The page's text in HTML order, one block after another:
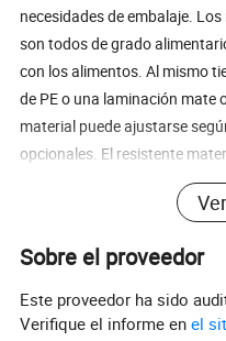
necesidades de embalaje.
son todos de grado
con los alimentos. Al mismo
de PE o una laminación mate
material puede ajustarse
opcionales. El resistente
hamburguesas seguras en
se rasga fácilmente. Según
de hamburguesa tipo socket,
tridimensionales. Soluciones
alimentos en Sunshine
Sobre el proveedor
Este proveedor ha sido
Verifique el informe enel